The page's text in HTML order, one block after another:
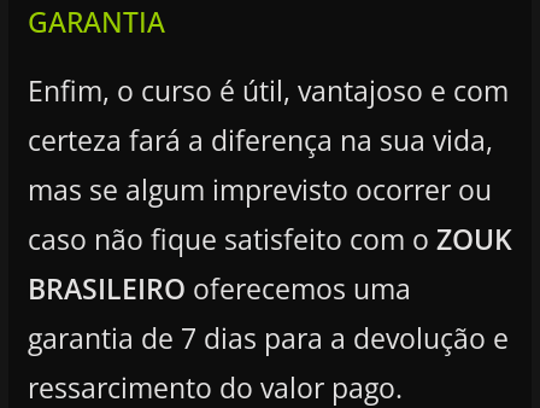
GARANTIA
Enfim, o curso é útil, vantajoso e com
certeza fará a diferença na sua vida,
mas se algum imprevisto ocorrer ou
caso não fique satisfeito com o ZOUK
BRASILEIRO oferecemos uma
garantia de 7 dias para a devolução e
ressarcimento do valor pago.